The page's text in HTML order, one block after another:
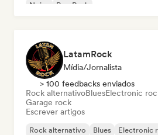
Noise
Pop Punk
LatamRock
Mídia/Jornalista
> 100 feedbacks enviados
Rock alternativoBluesElectronic
Garage rock
Escrever artigos
Rock alternativo Blues
Electronic